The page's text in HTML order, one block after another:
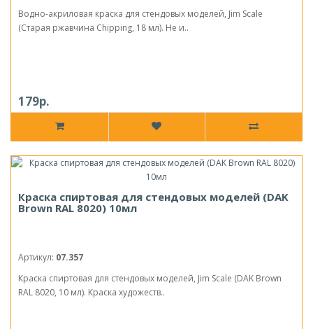
Водно-акриловая краска для стендовых моделей, Jim Scale
(Старая ржавчина Chipping, 18 мл). Не и..
179р.
Краска спиртовая для стендовых моделей (DAK
Brown RAL 8020) 10мл
Артикул: 07.357
Краска спиртовая для стендовых моделей, Jim Scale (DAK Brown
RAL 8020, 10 мл). Краска художеств..